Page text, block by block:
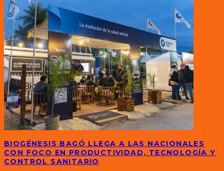
BIOGÉNESIS BAGÓ LLEGA A LAS NACIONALES
CON FOCO EN PRODUCTIVIDAD, TECNOLOGÍA Y
CONTROL SANITARIO